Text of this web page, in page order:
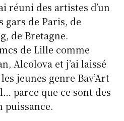
réuni des artistes d’un
gars de Paris, de
de Bretagne.
de Lille comme
Alcolova et j’ai laissé
jeunes genre Bav’Art
parce que ce sont des
puissance.